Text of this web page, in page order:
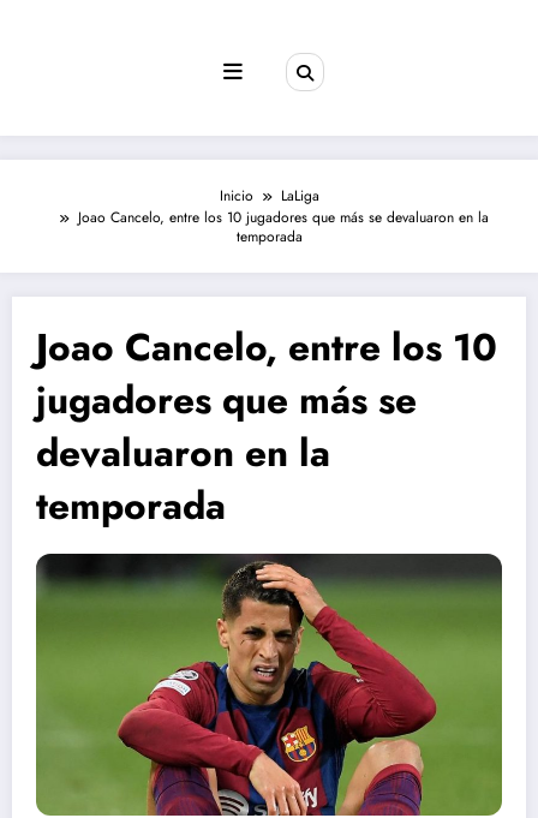
Inicio
LaLiga
Joao Cancelo, entre los 10 jugadores que más se devaluaron en la
temporada
Joao Cancelo, entre los 10
jugadores que más se
devaluaron en la
temporada